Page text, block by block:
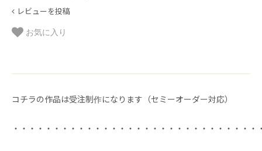
レビューを投稿
お気に入り
コチラの作品は受注制作になります（セミーオーダー対応）
・・・・・・・・・・・・・・・・・・・・・・・・・・・・・